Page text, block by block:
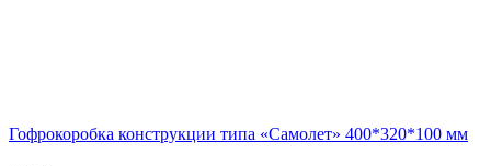
Гофрокоробка конструкции типа «Самолет» 400*320*100 мм